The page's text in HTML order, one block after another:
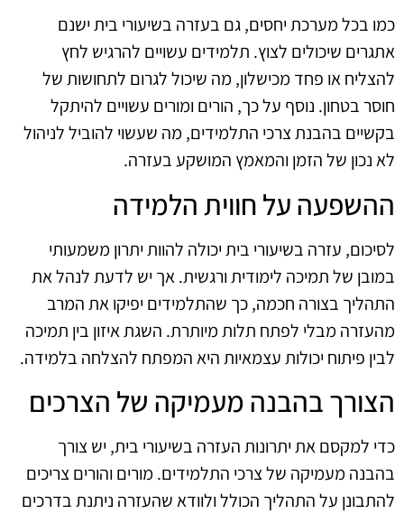
כמו בכל מערכת יחסים, גם בעזרה בשיעורי בית ישנם
אתגרים שיכולים לצוץ. תלמידים עשויים להרגיש לחץ
להצליח או פחד מכישלון, מה שיכול לגרום לתחושות של
חוסר בטחון. נוסף על כך, הורים ומורים עשויים להיתקל
בקשיים בהבנת צרכי התלמידים, מה שעשוי להוביל לניהול
לא נכון של הזמן והמאמץ המושקע בעזרה.
ההשפעה על חווית הלמידה
לסיכום, עזרה בשיעורי בית יכולה להוות יתרון משמעותי
במובן של תמיכה לימודית ורגשית. אך יש לדעת לנהל את
התהליך בצורה חכמה, כך שהתלמידים יפיקו את המרב
מהעזרה מבלי לפתח תלות מיותרת. השגת איזון בין תמיכה
לבין פיתוח יכולות עצמאיות היא המפתח להצלחה בלמידה.
הצורך בהבנה מעמיקה של הצרכים
כדי למקסם את יתרונות העזרה בשיעורי בית, יש צורך
בהבנה מעמיקה של צרכי התלמידים. מורים והורים צריכים
להתבונן על התהליך הכולל ולוודא שהעזרה ניתנת בדרכים